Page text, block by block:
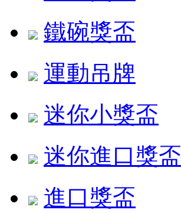
鐵碗獎盃
運動吊牌
迷你小獎盃
迷你進口獎盃
進口獎盃